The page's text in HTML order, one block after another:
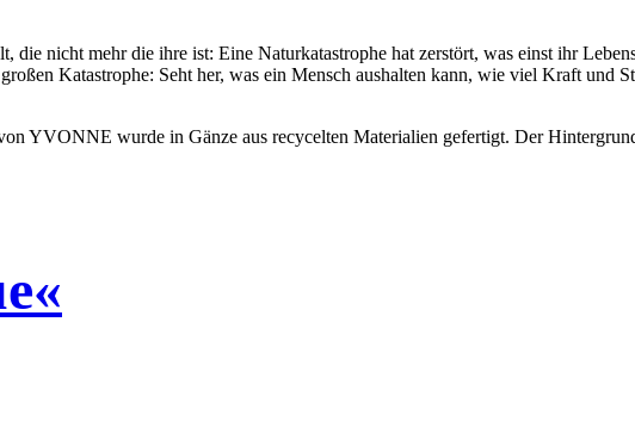
nicht mehr die ihre ist: Eine Naturkatastrophe hat zerstört, was einst ihr
Katastrophe: Seht her, was ein Mensch aushalten kann, wie viel Kraft und
YVONNE wurde in Gänze aus recycelten Materialien gefertigt. Der